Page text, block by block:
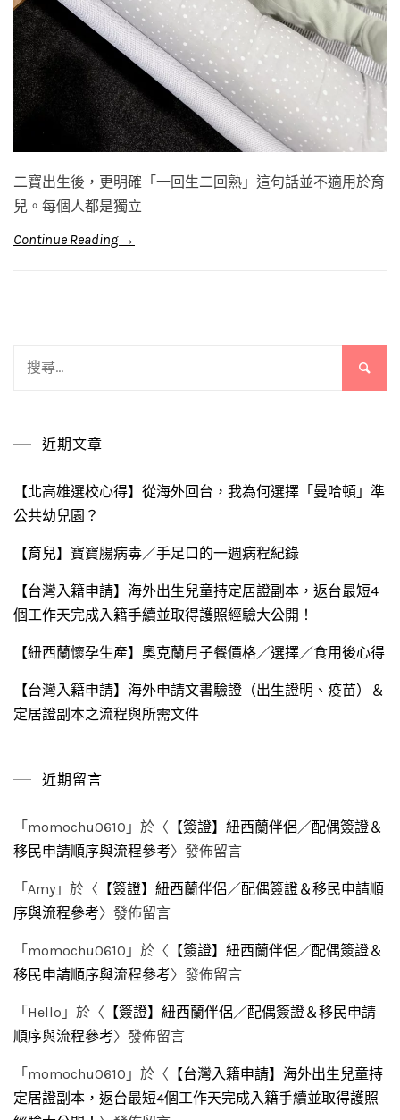
二寶出生後，更明確「一回生二回熟」這句話並不適用於育
兒。每個人都是獨立
Continue Reading →
近期文章
【北高雄選校心得】從海外回台，我為何選擇「曼哈頓」準
公共幼兒園？
【育兒】寶寶腸病毒／手足口的一週病程紀錄
【台灣入籍申請】海外出生兒童持定居證副本，返台最短4
個工作天完成入籍手續並取得護照經驗大公開！
【紐西蘭懷孕生產】奧克蘭月子餐價格／選擇／食用後心得
【台灣入籍申請】海外申請文書驗證（出生證明、疫苗）＆
定居證副本之流程與所需文件
近期留言
「 momochu0610 」於〈 【簽證】紐西蘭伴侶／配偶簽證＆
移民申請順序與流程參考〉發佈留言
「 Amy 」於〈 【簽證】紐西蘭伴侶／配偶簽證＆移民申請順
序與流程參考〉發佈留言
「 momochu0610 」於〈 【簽證】紐西蘭伴侶／配偶簽證＆
移民申請順序與流程參考〉發佈留言
「 Hello 」於〈 【簽證】紐西蘭伴侶／配偶簽證＆移民申請
順序與流程參考〉發佈留言
「 momochu0610 」於〈 【台灣入籍申請】海外出生兒童持
定居證副本，返台最短4個工作天完成入籍手續並取得護照